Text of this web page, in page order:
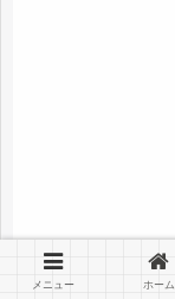
メニュー ホーム